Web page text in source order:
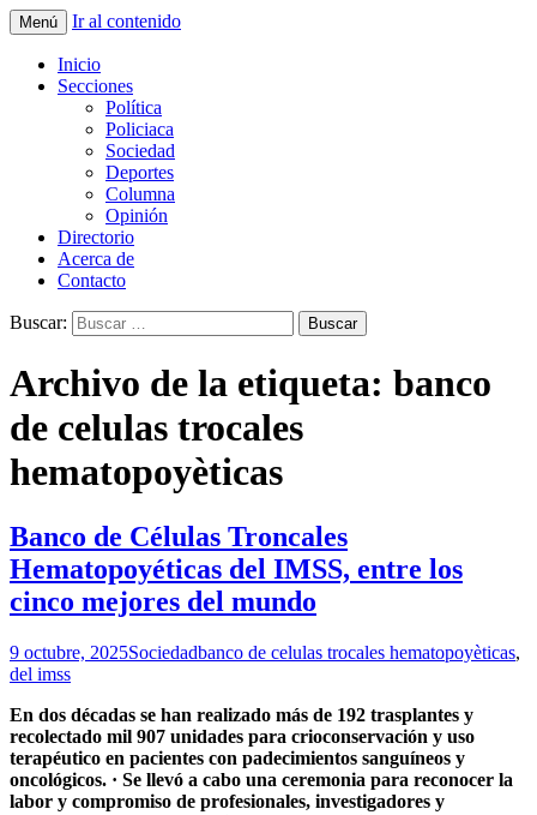
La Yunta de Tepic
Menú Ir al contenido
Inicio
Secciones
Política
Policiaca
Sociedad
Deportes
Columna
Opinión
Directorio
Acerca de
Contacto
Buscar:
Archivo de la etiqueta: banco
de celulas trocales
hematopoyèticas
Banco de Células Troncales
Hematopoyéticas del IMSS, entre los
cinco mejores del mundo
9 octubre, 2025Sociedadbanco de celulas trocales hematopoyèticas,
del imss
En dos décadas se han realizado más de 192 trasplantes y
recolectado mil 907 unidades para crioconservación y uso
terapéutico en pacientes con padecimientos sanguíneos y
oncológicos. · Se llevó a cabo una ceremonia para reconocer la
labor y compromiso de profesionales, investigadores y